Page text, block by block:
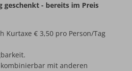
geschenkt - bereits im Preis
Kurtaxe € 3,50 pro Person/Tag
mit anderen